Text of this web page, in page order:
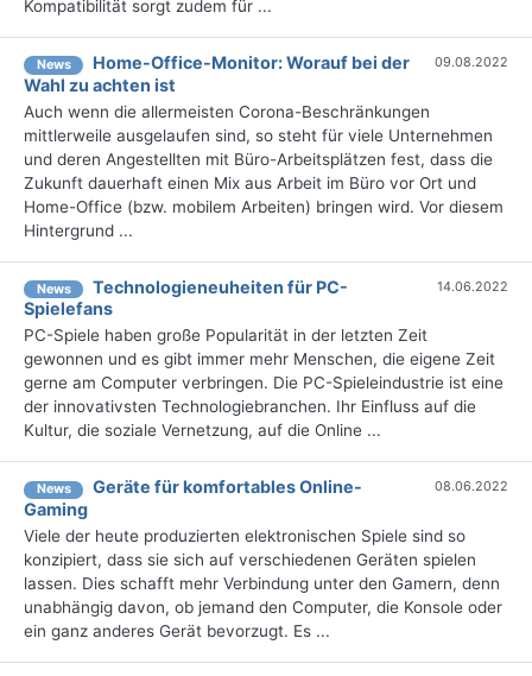
Kompatibilität sorgt zudem für ...
News
Home-Office-Monitor: Worauf bei der
Wahl zu achten ist
09.08.2022
Auch wenn die allermeisten Corona-Beschränkungen
mittlerweile ausgelaufen sind, so steht für viele Unternehmen
und deren Angestellten mit Büro-Arbeitsplätzen fest, dass die
Zukunft dauerhaft einen Mix aus Arbeit im Büro vor Ort und
Home-Office (bzw. mobilem Arbeiten) bringen wird. Vor diesem
Hintergrund ...
News
Technologieneuheiten für PC-
Spielefans
14.06.2022
PC-Spiele haben große Popularität in der letzten Zeit
gewonnen und es gibt immer mehr Menschen, die eigene Zeit
gerne am Computer verbringen. Die PC-Spieleindustrie ist eine
der innovativsten Technologiebranchen. Ihr Einfluss auf die
Kultur, die soziale Vernetzung, auf die Online ...
News
Geräte für komfortables Online-
Gaming
08.06.2022
Viele der heute produzierten elektronischen Spiele sind so
konzipiert, dass sie sich auf verschiedenen Geräten spielen
lassen. Dies schafft mehr Verbindung unter den Gamern, denn
unabhängig davon, ob jemand den Computer, die Konsole oder
ein ganz anderes Gerät bevorzugt. Es ...